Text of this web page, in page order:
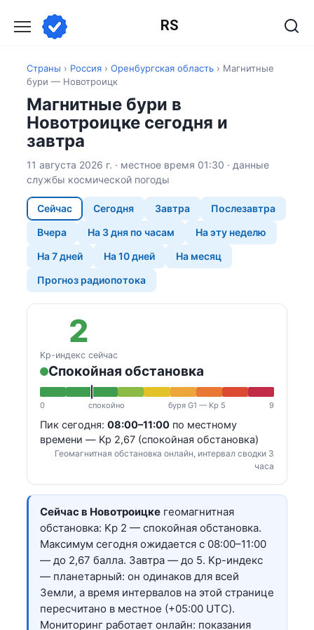
содержанию
RS
Страны › Россия › Оренбургская область › Магнитные
бури — Новотроицк
Магнитные бури в
Новотроицке сегодня и
завтра
11 августа 2026 г. · местное время 01:30 · данные
службы космической погоды
Сейчас Сегодня Завтра
Послезавтра
Вчера
На 3 дня по часам
На эту неделю
На 7 дней
На 10 дней
На месяц
Прогноз радиопотока
2
Kp-индекс сейчас
Спокойная обстановка
0 спокойно буря G1 — Kp 5 9
Пик сегодня: 08:00–11:00 по местному
времени — Kp 2,67 (спокойная обстановка)
Геомагнитная обстановка онлайн, интервал сводки 3
часа
Сейчас в Новотроицке геомагнитная
обстановка: Kp 2 — спокойная обстановка.
Максимум сегодня ожидается с 08:00–11:00
— до 2,67 балла. Завтра — до 5. Kp-индекс
— планетарный: он одинаков для всей
Земли, а время интервалов на этой странице
пересчитано в местное (+05:00 UTC).
Мониторинг работает онлайн: показания